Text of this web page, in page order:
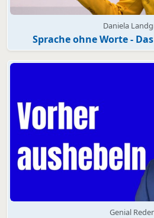
Daniela
Sprache ohne Worte -
Genial